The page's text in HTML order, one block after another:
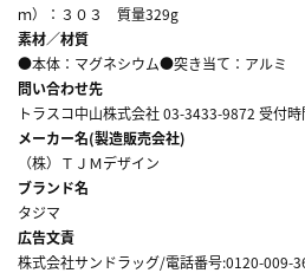
ｍ）：３０３ 質量329g
素材／材質
●本体：マグネシウム●突き当て：アルミ
問い合わせ先
トラスコ中山株式会社 03-3433-9872 受付
メーカー名(製造販売会社)
（株）ＴＪＭデザイン
ブランド名
タジマ
広告文責
株式会社サンドラッグ/電話番号:0120-009-